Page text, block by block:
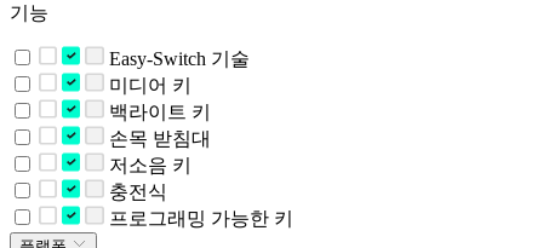
기능
Easy-Switch 기술
미디어 키
백라이트 키
손목 받침대
저소음 키
충전식
프로그래밍 가능한 키